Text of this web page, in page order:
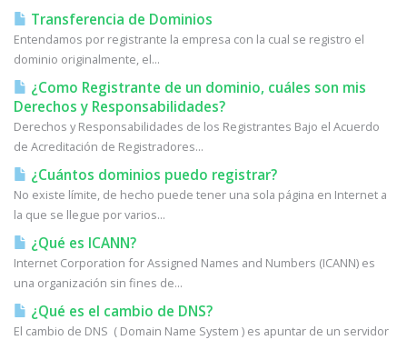
Transferencia de Dominios
Entendamos por registrante la empresa con la cual se registro el
dominio originalmente, el...
¿Como Registrante de un dominio, cuáles son mis
Derechos y Responsabilidades?
Derechos y Responsabilidades de los Registrantes Bajo el Acuerdo
de Acreditación de Registradores...
¿Cuántos dominios puedo registrar?
No existe límite, de hecho puede tener una sola página en Internet a
la que se llegue por varios...
¿Qué es ICANN?
Internet Corporation for Assigned Names and Numbers (ICANN) es
una organización sin fines de...
¿Qué es el cambio de DNS?
El cambio de DNS ( Domain Name System ) es apuntar de un servidor